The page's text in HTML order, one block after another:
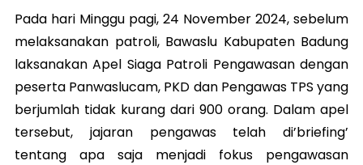
Pada hari Minggu pagi, 24 November 2024, sebelum
melaksanakan patroli, Bawaslu Kabupaten Badung
laksanakan Apel Siaga Patroli Pengawasan dengan
peserta Panwaslucam, PKD dan Pengawas TPS yang
berjumlah tidak kurang dari 900 orang. Dalam apel
tersebut, jajaran pengawas telah di’briefing’
tentang apa saja menjadi fokus pengawasan